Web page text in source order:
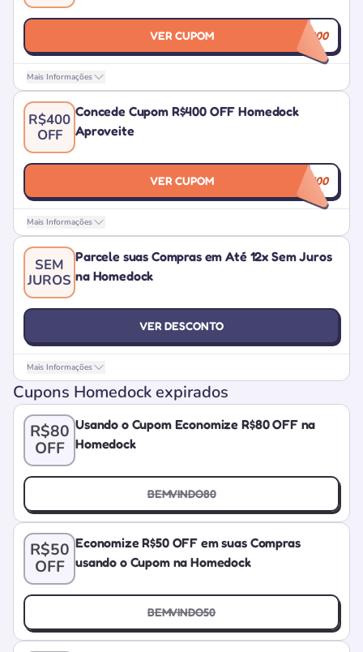
VER CUPOM LQDA300
Mais Informações
R$400
OFF
Concede Cupom R$400 OFF Homedock
Aproveite
VER CUPOM LQDA400
Mais Informações
SEM
JUROS
Parcele suas Compras em Até 12x Sem Juros
na Homedock
VER DESCONTO
Mais Informações
Cupons Homedock expirados
R$80
OFF
Usando o Cupom Economize R$80 OFF na
Homedock
BEMVINDO80
R$50
OFF
Economize R$50 OFF em suas Compras
usando o Cupom na Homedock
BEMVINDO50